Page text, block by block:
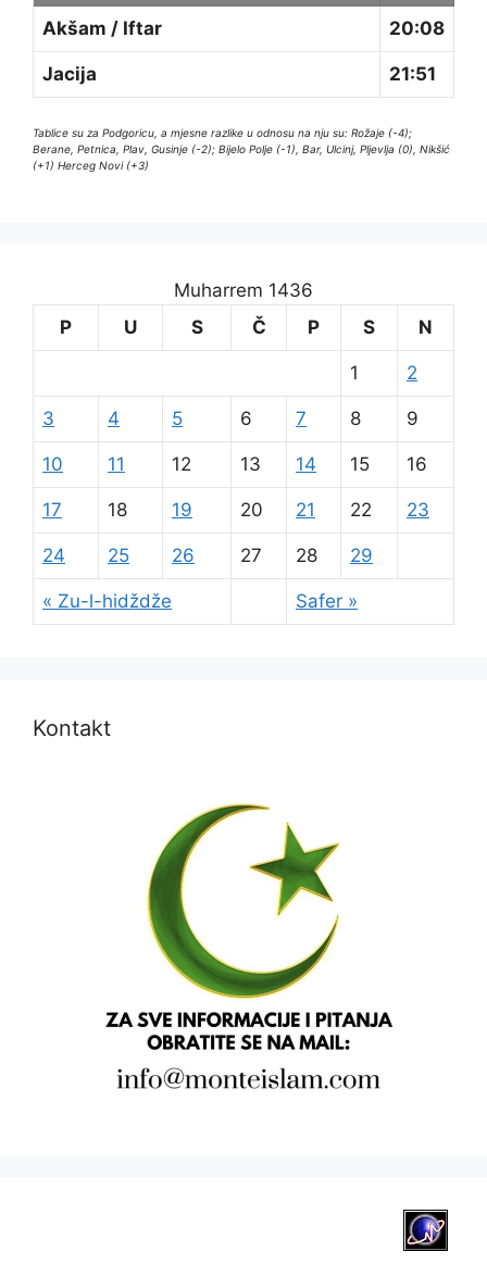
Akšam / Iftar 20:08
Jacija 21:51
Tablice su za Podgoricu, a mjesne razlike u odnosu na nju su: Rožaje (-4);
Berane, Petnica, Plav, Gusinje (-2); Bijelo Polje (-1), Bar, Ulcinj, Pljevlja (0), Nikšić
(+1) Herceg Novi (+3)
Muharrem 1436
P
U S Č P S N
« Zu-l-hidždže Safer »
1 2
3 4 5 6 7 8 9
10 11 12 13 14 15 16
17 18 19 20 21 22 23
24 25 26 27 28 29
Kontakt